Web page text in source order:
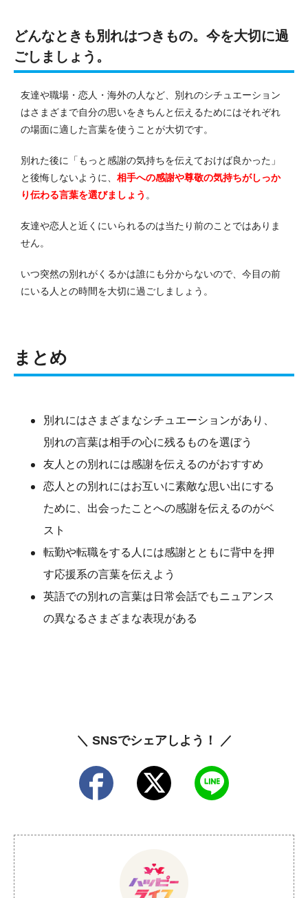
どんなときも別れはつきもの。今を大切に過
ごしましょう。
友達や職場・恋人・海外の人など、別れのシチュエーション
はさまざまで自分の思いをきちんと伝えるためにはそれぞれ
の場面に適した言葉を使うことが大切です。
別れた後に「もっと感謝の気持ちを伝えておけば良かった」
と後悔しないように、 相手への感謝や尊敬の気持ちがしっか
り伝わる言葉を選びましょう 。
友達や恋人と近くにいられるのは当たり前のことではありま
せん。
いつ突然の別れがくるかは誰にも分からないので、今目の前
にいる人との時間を大切に過ごしましょう。
まとめ
別れにはさまざまなシチュエーションがあり、
別れの言葉は相手の心に残るものを選ぼう
友人との別れには感謝を伝えるのがおすすめ
恋人との別れにはお互いに素敵な思い出にする
ために、出会ったことへの感謝を伝えるのがベ
スト
転勤や転職をする人には感謝とともに背中を押
す応援系の言葉を伝えよう
英語での別れの言葉は日常会話でもニュアンス
の異なるさまざまな表現がある
＼ SNSでシェアしよう！ ／